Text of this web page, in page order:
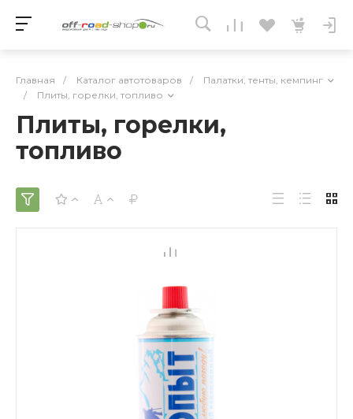
Главная / Каталог автотоваров /
Палатки, тенты, кемпинг
/
Плиты, горелки, топливо
Плиты, горелки,
топливо